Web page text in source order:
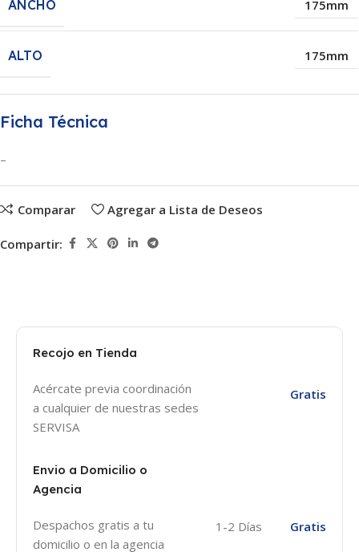
ANCHO 175mm
ALTO 175mm
Ficha Técnica
–
Comparar Agregar a Lista de Deseos
Compartir:
Recojo en Tienda
Acércate previa coordinación
a cualquier de nuestras sedes
SERVISA
Gratis
Envio a Domicilio o
Agencia
Despachos gratis a tu
domicilio o en la agencia
1-2 Días Gratis